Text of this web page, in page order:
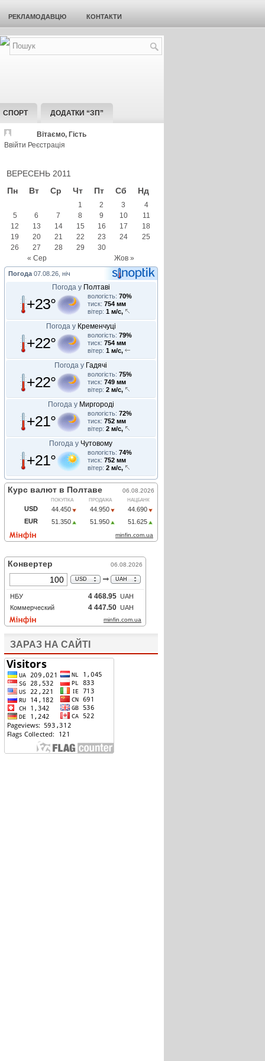
РЕКЛАМОДАВЦЮ КОНТАКТИ
СПОРТ ДОДАТКИ “ЗП”
Вітаємо, Гість
Ввійти Реєстрація
ВЕРЕСЕНЬ 2011
Пн
Вт Ср Чт Пт Сб Нд
« Сер Жов »
1 2 3
4
5
6 7 8 9 10
11
12
13 14 15 16 17
18
19
20 21 22 23 24
25
26
27 28 29 30
Погода 07.08.26, ніч
Погода у Полтаві
+23° вологість: 70%
тиск: 754 мм
вітер: 1 м/с,
Погода у Кременчуці
+22° вологість: 79%
тиск: 754 мм
вітер: 1 м/с,
Погода у Гадячі
+22° вологість: 75%
тиск: 749 мм
вітер: 2 м/с,
Погода у Миргороді
+21° вологість: 72%
тиск: 752 мм
вітер: 2 м/с,
Погода у Чутовому
+21° вологість: 74%
тиск: 752 мм
вітер: 2 м/с,
ЗАРАЗ НА САЙТІ